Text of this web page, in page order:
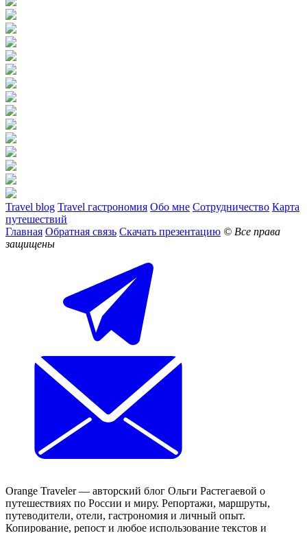
Travel blog Travel гастрономия Обо мне Сотрудничество Карта
путешествий
Главная Обратная связь Скачать презентацию © Все права
защищены
Orange Traveler — авторский блог Ольги Растегаевой о
путешествиях по России и миру. Репортажи, маршруты,
путеводители, отели, гастрономия и личный опыт.
Копирование, репост и любое использование текстов и